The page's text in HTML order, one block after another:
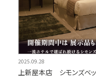
2025.09.28
上新屋本店 シモンズベッ